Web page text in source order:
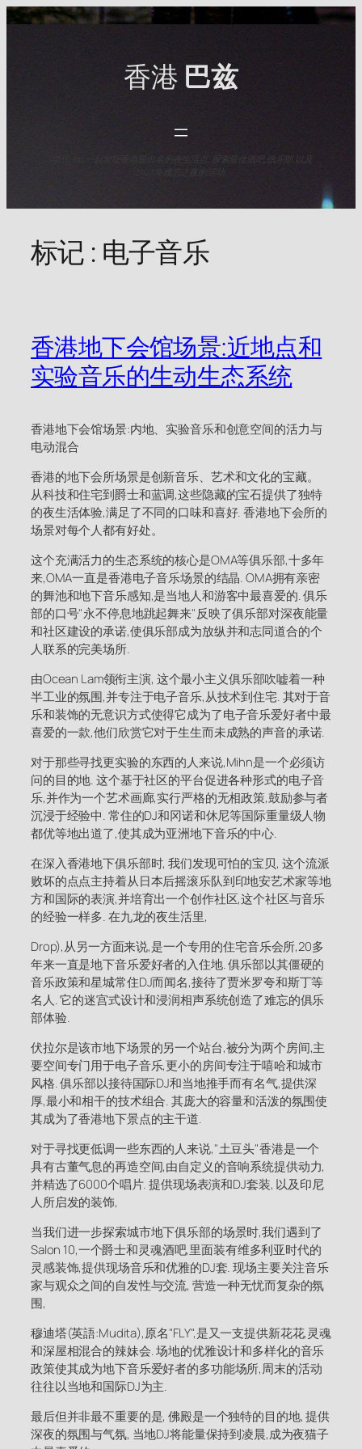
Skip
香港 巴兹
与HK Baz一起发现香港最出名的夜生活点. 探索最佳酒吧,俱乐部,以及
2025年难忘之夜的活动.
标记 : 电子音乐
香港地下会馆场景:近地点和
实验音乐的生动生态系统
香港地下会馆场景:内地、实验音乐和创意空间的活力与
电动混合
香港的地下会所场景是创新音乐、艺术和文化的宝藏。
从科技和住宅到爵士和蓝调,这些隐藏的宝石提供了独特
的夜生活体验,满足了不同的口味和喜好. 香港地下会所的
场景对每个人都有好处。
这个充满活力的生态系统的核心是OMA等俱乐部,十多年
来,OMA一直是香港电子音乐场景的结晶. OMA拥有亲密
的舞池和地下音乐感知,是当地人和游客中最喜爱的. 俱乐
部的口号"永不停息地跳起舞来"反映了俱乐部对深夜能量
和社区建设的承诺,使俱乐部成为放纵并和志同道合的个
人联系的完美场所.
由Ocean Lam领衔主演, 这个最小主义俱乐部吹嘘着一种
半工业的氛围,并专注于电子音乐,从技术到住宅. 其对于音
乐和装饰的无意识方式使得它成为了电子音乐爱好者中最
喜爱的一款,他们欣赏它对于生生而未成熟的声音的承诺.
对于那些寻找更实验的东西的人来说,Mihn是一个必须访
问的目的地. 这个基于社区的平台促进各种形式的电子音
乐,并作为一个艺术画廊,实行严格的无相政策,鼓励参与者
沉浸于经验中. 常住的DJ和冈诺和休尼等国际重量级人物
都优等地出道了,使其成为亚洲地下音乐的中心.
在深入香港地下俱乐部时, 我们发现可怕的宝贝, 这个流派
败坏的点点主持着从日本后摇滚乐队到印地安艺术家等地
方和国际的表演,并培育出一个创作社区,这个社区与音乐
的经验一样多. 在九龙的夜生活里,
Drop),从另一方面来说,是一个专用的住宅音乐会所,20多
年来一直是地下音乐爱好者的入住地. 俱乐部以其僵硬的
音乐政策和星城常住DJ而闻名,接待了贾米罗夸和斯丁等
名人. 它的迷宫式设计和浸润相声系统创造了难忘的俱乐
部体验.
伏拉尔是该市地下场景的另一个站台,被分为两个房间,主
要空间专门用于电子音乐,更小的房间专注于嘻哈和城市
风格. 俱乐部以接待国际DJ和当地推手而有名气,提供深
厚,最小和相干的技术组合. 其庞大的容量和活泼的氛围使
其成为了香港地下景点的主干道.
对于寻找更低调一些东西的人来说,"土豆头"香港是一个
具有古董气息的再造空间,由自定义的音响系统提供动力,
并精选了6000个唱片. 提供现场表演和DJ套装, 以及印尼
人所启发的装饰,
当我们进一步探索城市地下俱乐部的场景时,我们遇到了
Salon 10,一个爵士和灵魂酒吧,里面装有维多利亚时代的
灵感装饰,提供现场音乐和优雅的DJ套. 现场主要关注音乐
家与观众之间的自发性与交流, 营造一种无忧而复杂的氛
围,
穆迪塔(英語:Mudita),原名"FLY",是又一支提供新花花,灵魂
和深屋相混合的辣妹会. 场地的优雅设计和多样化的音乐
政策使其成为地下音乐爱好者的多功能场所,周末的活动
往往以当地和国际DJ为主.
最后但并非最不重要的是, 佛殿是一个独特的目的地, 提供
深夜的氛围与气氛, 当地DJ将能量保持到凌晨,成为夜猫子